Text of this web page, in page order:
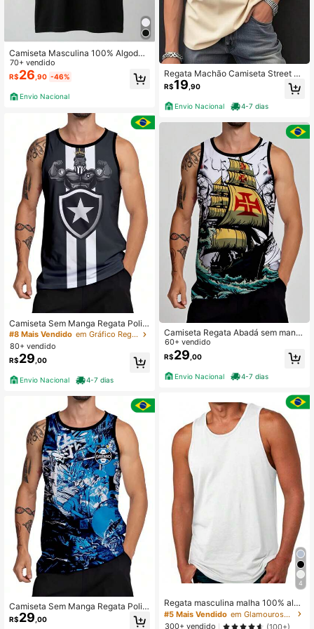
Camiseta Masculina 100% Algodão
Ideal para dia dos Pais Plus Size do
P ao G3
70+ vendido
R$26,90 -46%
Envio Nacional
Camiseta Sem Manga Regata Polié
ster Botafogo Cachorrão
#8 Mais Vendido
em Gráfico Regatas masculinas
80+ vendido
R$29 ,00
Envio Nacional 4-7 dias
Camiseta Sem Manga Regata Polié
ster Grêmio Desenho
R$29 ,00
Regata Machão Camiseta Street C
avada Oversized Premium 100% Al
dogão Academia Gym Body Builder
Para Treino Masculina Estilosa Fitn
ess
R$19 ,90
Envio Nacional 4-7 dias
Camiseta Regata Abadá sem mang
a Poliéster Vasco Navio
60+ vendido
R$29 ,00
Envio Nacional 4-7 dias
4
Regata masculina malha 100% algo
dão
#5 Mais Vendido
em Glamourosa - Roupa de Festa Regatas masculinas
300+ vendido
(100+)